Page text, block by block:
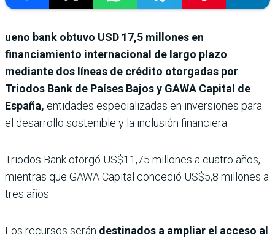
ueno bank obtuvo USD 17,5 millones en
financiamiento internacional de largo plazo
mediante dos líneas de crédito otorgadas por
Triodos Bank de Países Bajos y GAWA Capital de
España, entidades especializadas en inversiones para
el desarrollo sostenible y la inclusión financiera.
Triodos Bank otorgó US$11,75 millones a cuatro años,
mientras que GAWA Capital concedió US$5,8 millones a
tres años.
Los recursos serán destinados a ampliar el acceso al